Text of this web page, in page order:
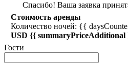
Спасибо! Ваша заявка
Стоимость аренды
Количество ночей: {{
USD {{ summaryPriceAdditional
Гости